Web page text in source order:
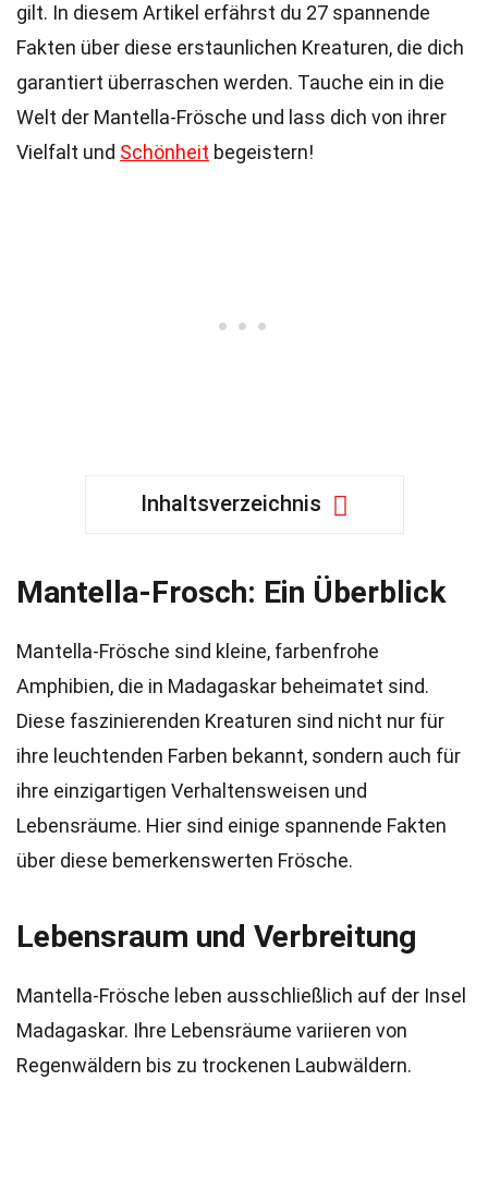
gilt. In diesem Artikel erfährst du 27 spannende
Fakten über diese erstaunlichen Kreaturen, die dich
garantiert überraschen werden. Tauche ein in die
Welt der Mantella-Frösche und lass dich von ihrer
Vielfalt und Schönheit begeistern!
Inhaltsverzeichnis
Mantella-Frosch: Ein Überblick
Mantella-Frösche sind kleine, farbenfrohe
Amphibien, die in Madagaskar beheimatet sind.
Diese faszinierenden Kreaturen sind nicht nur für
ihre leuchtenden Farben bekannt, sondern auch für
ihre einzigartigen Verhaltensweisen und
Lebensräume. Hier sind einige spannende Fakten
über diese bemerkenswerten Frösche.
Lebensraum und Verbreitung
Mantella-Frösche leben ausschließlich auf der Insel
Madagaskar. Ihre Lebensräume variieren von
Regenwäldern bis zu trockenen Laubwäldern.